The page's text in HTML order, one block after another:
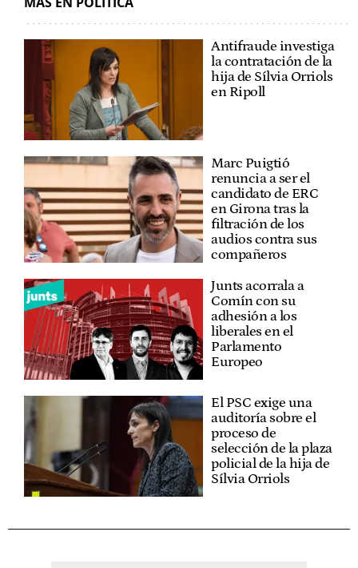
Antifraude investiga
la contratación de la
hija de Sílvia Orriols
en Ripoll
Marc Puigtió
renuncia a ser el
candidato de ERC
en Girona tras la
filtración de los
audios contra sus
compañeros
Junts acorrala a
Comín con su
adhesión a los
liberales en el
Parlamento
Europeo
El PSC exige una
auditoría sobre el
proceso de
selección de la plaza
policial de la hija de
Sílvia Orriols